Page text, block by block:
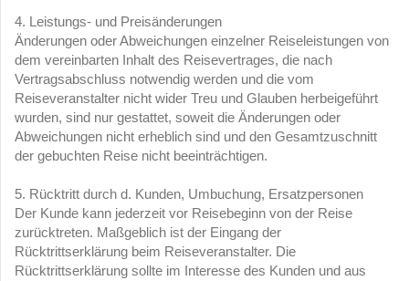
4. Leistungs- und Preisänderungen
Änderungen oder Abweichungen einzelner Reiseleistungen von
dem vereinbarten Inhalt des Reisevertrages, die nach
Vertragsabschluss notwendig werden und die vom
Reiseveranstalter nicht wider Treu und Glauben herbeigeführt
wurden, sind nur gestattet, soweit die Änderungen oder
Abweichungen nicht erheblich sind und den Gesamtzuschnitt
der gebuchten Reise nicht beeinträchtigen.
5. Rücktritt durch d. Kunden, Umbuchung, Ersatzpersonen
Der Kunde kann jederzeit vor Reisebeginn von der Reise
zurücktreten. Maßgeblich ist der Eingang der
Rücktrittserklärung beim Reiseveranstalter. Die
Rücktrittserklärung sollte im Interesse des Kunden und aus